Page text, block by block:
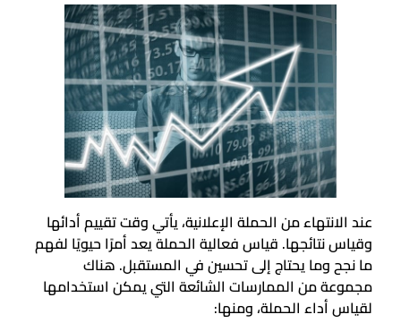
عند الانتهاء من الحملة الإعلانية، يأتي وقت تقييم أدائها
وقياس نتائجها. قياس فعالية الحملة يعد أمرًا حيويًا لفهم
ما نجح وما يحتاج إلى تحسين في المستقبل. هناك
مجموعة من الممارسات الشائعة التي يمكن استخدامها
لقياس أداء الحملة، ومنها: